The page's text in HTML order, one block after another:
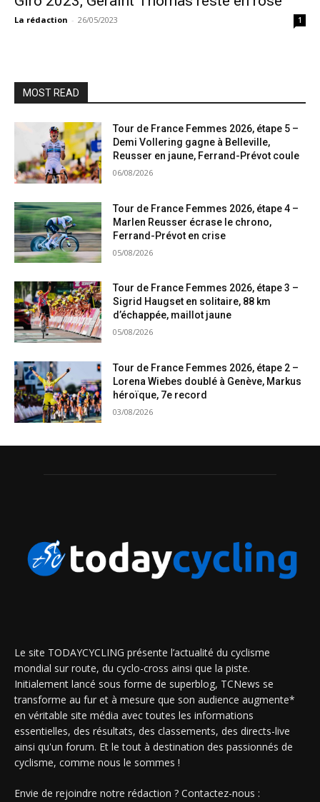
La rédaction - 26/05/2023 1
MOST READ
Tour de France Femmes 2026, étape 5 –
Demi Vollering gagne à Belleville,
Reusser en jaune, Ferrand-Prévot coule
06/08/2026
Tour de France Femmes 2026, étape 4 –
Marlen Reusser écrase le chrono,
Ferrand-Prévot en crise
05/08/2026
Tour de France Femmes 2026, étape 3 –
Sigrid Haugset en solitaire, 88 km
d’échappée, maillot jaune
05/08/2026
Tour de France Femmes 2026, étape 2 –
Lorena Wiebes doublé à Genève, Markus
héroïque, 7e record
03/08/2026
Le site TODAYCYCLING présente l’actualité du cyclisme
mondial sur route, du cyclo-cross ainsi que la piste.
Initialement lancé sous forme de superblog, TCNews se
transforme au fur et à mesure que son audience augmente*
en véritable site média avec toutes les informations
essentielles, des résultats, des classements, des directs-live
ainsi qu'un forum. Et le tout à destination des passionnés de
cyclisme, comme nous le sommes !
Envie de rejoindre notre rédaction ? Contactez-nous :